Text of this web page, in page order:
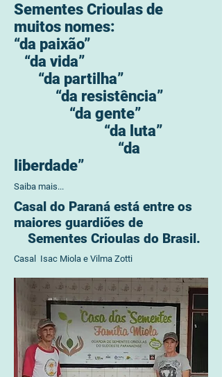
Sementes Crioulas de
muitos nomes:
“da paixão”
“da vida”
“da partilha”
“da resistência”
“da gente”
“da luta”
“da
liberdade”
Saiba mais...
Casal do Paraná está entre os
maiores guardiões de
Sementes Crioulas do Brasil.
Casal Isac Miola e Vilma Zotti